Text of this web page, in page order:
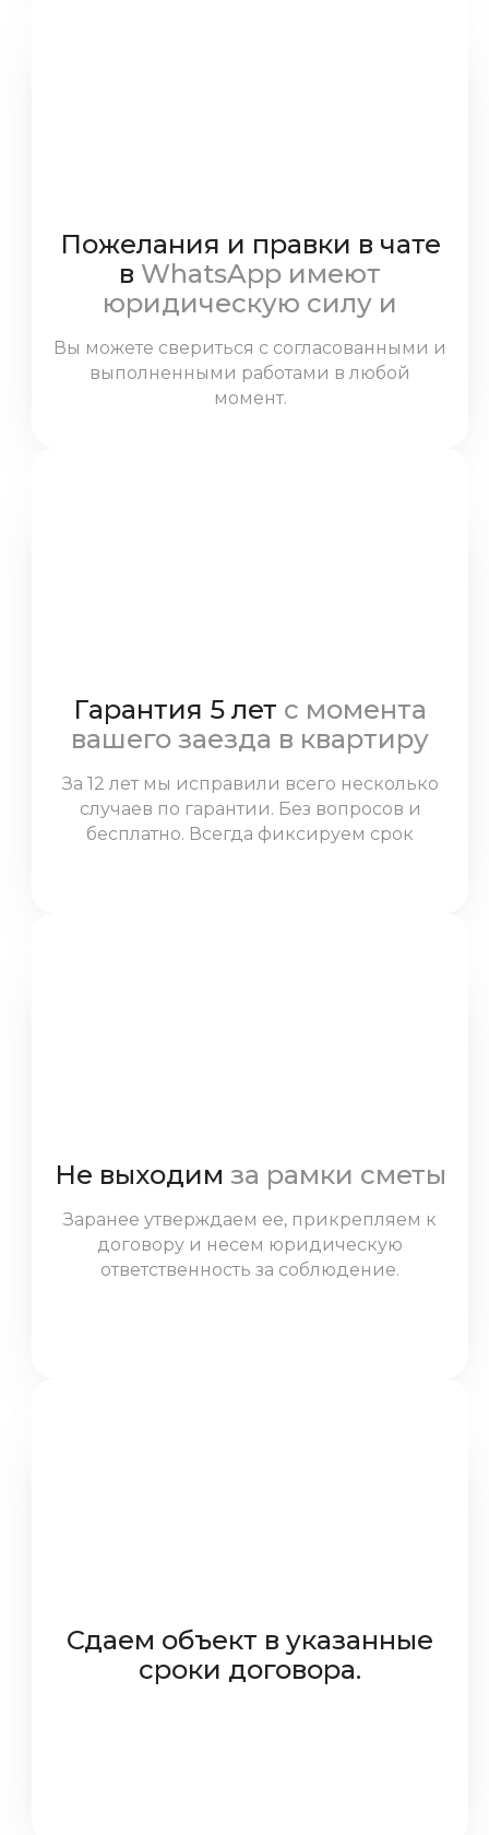
Пожелания и правки в чате
в WhatsApp имеют
юридическую силу и
обязательны к выполнению
мастерами
Вы можете свериться с согласованными и
выполненными работами в любой
момент.
Гарантия 5 лет с момента
вашего заезда в квартиру
За 12 лет мы исправили всего несколько
случаев по гарантии. Без вопросов и
бесплатно. Всегда фиксируем срок
Не выходим за рамки сметы
Заранее утверждаем ее, прикрепляем к
договору и несем юридическую
ответственность за соблюдение.
Сдаем объект в указанные
сроки договора.